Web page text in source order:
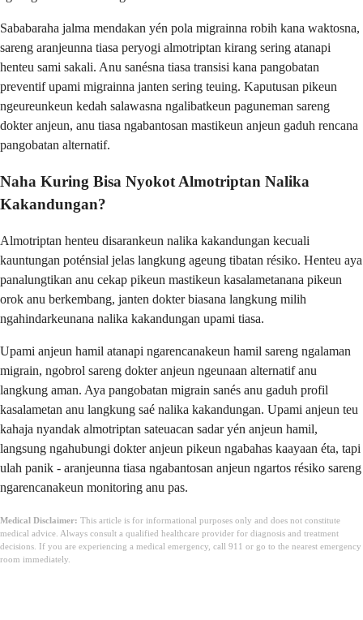
Sababaraha jalma mendakan yén pola migrainna robih kana waktosna,
sareng aranjeunna tiasa peryogi almotriptan kirang sering atanapi
henteu sami sakali. Anu sanésna tiasa transisi kana pangobatan
preventif upami migrainna janten sering teuing. Kaputusan pikeun
ngeureunkeun kedah salawasna ngalibatkeun paguneman sareng
dokter anjeun, anu tiasa ngabantosan mastikeun anjeun gaduh rencana
pangobatan alternatif.
Naha Kuring Bisa Nyokot Almotriptan Nalika
Kakandungan?
Almotriptan henteu disarankeun nalika kakandungan kecuali
kauntungan poténsial jelas langkung ageung tibatan résiko. Henteu aya
panalungtikan anu cekap pikeun mastikeun kasalametanana pikeun
orok anu berkembang, janten dokter biasana langkung milih
ngahindarkeunana nalika kakandungan upami tiasa.
Upami anjeun hamil atanapi ngarencanakeun hamil sareng ngalaman
migrain, ngobrol sareng dokter anjeun ngeunaan alternatif anu
langkung aman. Aya pangobatan migrain sanés anu gaduh profil
kasalametan anu langkung saé nalika kakandungan. Upami anjeun teu
kahaja nyandak almotriptan sateuacan sadar yén anjeun hamil,
langsung ngahubungi dokter anjeun pikeun ngabahas kaayaan éta, tapi
ulah panik - aranjeunna tiasa ngabantosan anjeun ngartos résiko sareng
ngarencanakeun monitoring anu pas.
Medical Disclaimer: This article is for informational purposes only and does not constitute
medical advice. Always consult a qualified healthcare provider for diagnosis and treatment
decisions. If you are experiencing a medical emergency, call 911 or go to the nearest emergency
room immediately.